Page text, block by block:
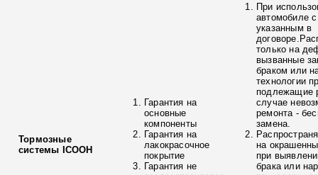
Тормозные
системы ICOOH
Гарантия на
основные
компоненты
Гарантия на
лакокрасочное
покрытие
Гарантия не
При
автомобиле
указанным в
только на
вызванные
браком или
технологии
подлежащие
случае
ремонта -
замена.
на
при
брака или